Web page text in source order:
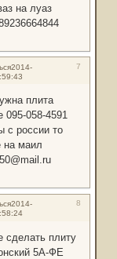
на луаз
7
2014-
плита
095-058-4591
с россии то
на маил
8
2014-
сделать плиту
5А-ФЕ